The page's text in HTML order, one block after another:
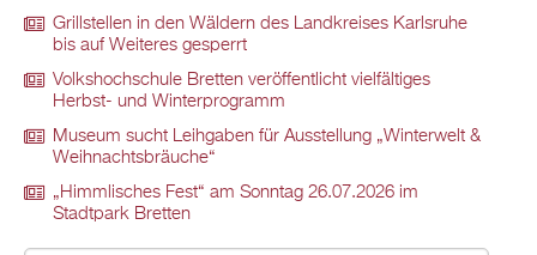
Grillstellen in den Wäldern des Landkreises Karlsruhe
bis auf Weiteres gesperrt
Volkshochschule Bretten veröffentlicht vielfältiges
Herbst- und Winterprogramm
Museum sucht Leihgaben für Ausstellung „Winterwelt &
Weihnachtsbräuche“
„Himmlisches Fest“ am Sonntag 26.07.2026 im
Stadtpark Bretten